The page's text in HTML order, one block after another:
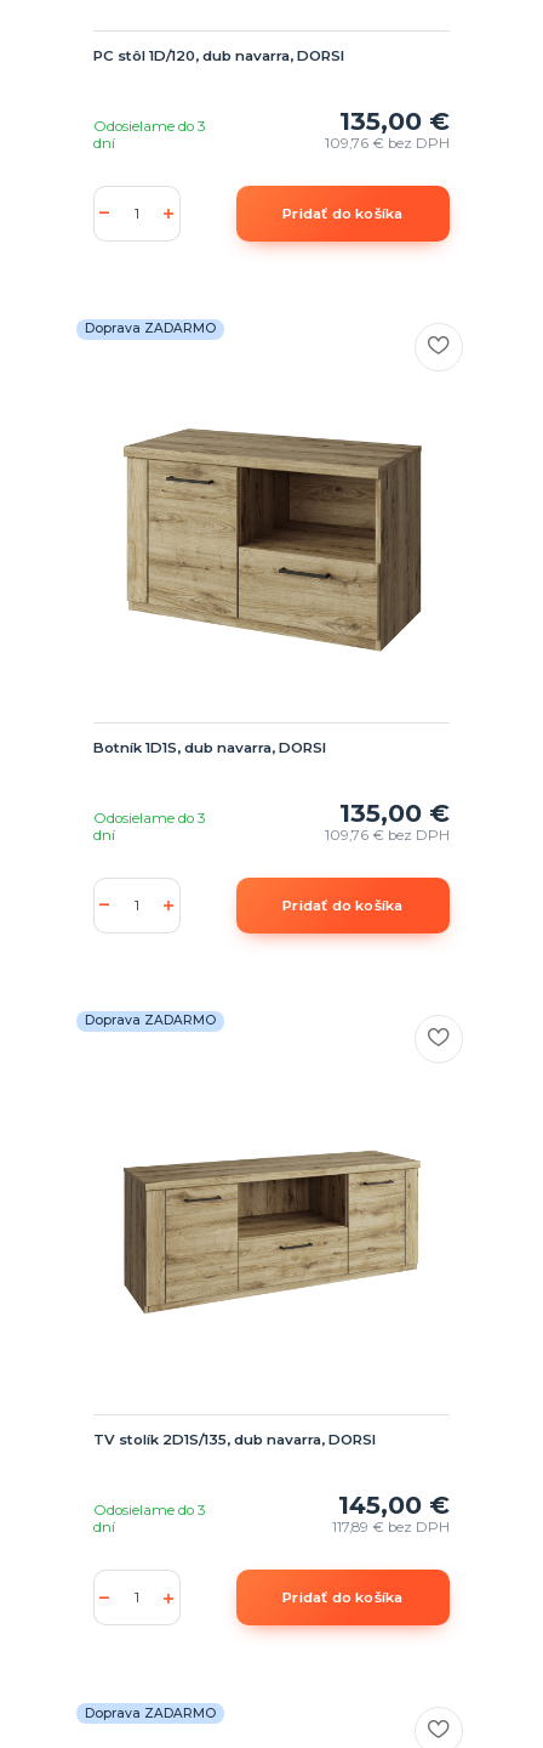
PC stôl 1D/120, dub navarra, DORSI
135,00 €
109,76 € bez DPH
Odosielame do 3
dní
Pridať do košíka
Doprava ZADARMO
Botník 1D1S, dub navarra, DORSI
135,00 €
109,76 € bez DPH
Odosielame do 3
dní
Pridať do košíka
Doprava ZADARMO
TV stolík 2D1S/135, dub navarra, DORSI
145,00 €
117,89 € bez DPH
Odosielame do 3
dní
Pridať do košíka
Doprava ZADARMO